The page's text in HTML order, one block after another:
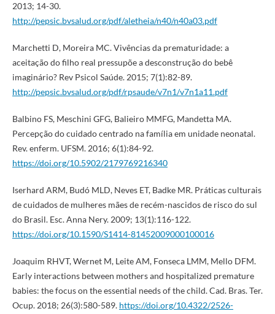
2013; 14-30.
http://pepsic.bvsalud.org/pdf/aletheia/n40/n40a03.pdf
Marchetti D, Moreira MC. Vivências da prematuridade: a
aceitação do filho real pressupõe a desconstrução do bebê
imaginário? Rev Psicol Saúde. 2015; 7(1):82-89.
http://pepsic.bvsalud.org/pdf/rpsaude/v7n1/v7n1a11.pdf
Balbino FS, Meschini GFG, Balieiro MMFG, Mandetta MA.
Percepção do cuidado centrado na família em unidade neonatal.
Rev. enferm. UFSM. 2016; 6(1):84-92.
https://doi.org/10.5902/2179769216340
Iserhard ARM, Budó MLD, Neves ET, Badke MR. Práticas culturais
de cuidados de mulheres mães de recém-nascidos de risco do sul
do Brasil. Esc. Anna Nery. 2009; 13(1):116-122.
https://doi.org/10.1590/S1414-81452009000100016
Joaquim RHVT, Wernet M, Leite AM, Fonseca LMM, Mello DFM.
Early interactions between mothers and hospitalized premature
babies: the focus on the essential needs of the child. Cad. Bras. Ter.
Ocup. 2018; 26(3):580-589. https://doi.org/10.4322/2526-